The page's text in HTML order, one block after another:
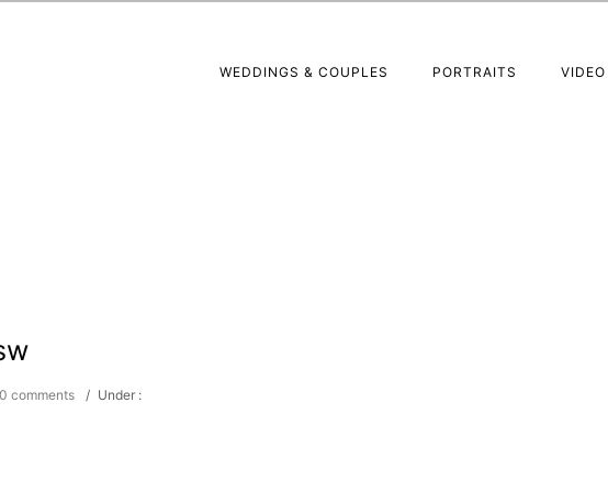
WEDDINGS & COUPLES PORTRAITS VIDEO
0 comments / Under :